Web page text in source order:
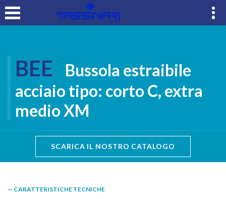
BEE
Bussola estraibile
acciaio tipo: corto C, extra
medio XM
SCARICA IL NOSTRO CATALOGO
— CARATTERISTICHE TECNICHE